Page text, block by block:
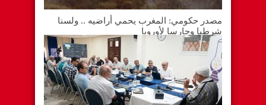
مصدر حكومي: المغرب يحمي أراضيه .. ولسنا
شرطيا وحارسا لأوروبا